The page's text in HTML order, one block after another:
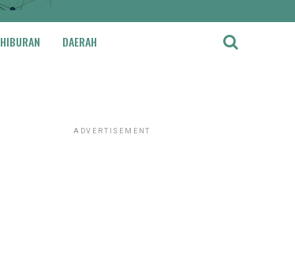
HIBURAN DAERAH
ADVERTISEMENT